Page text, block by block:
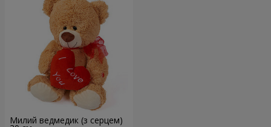
Милий ведмедик (з серцем)